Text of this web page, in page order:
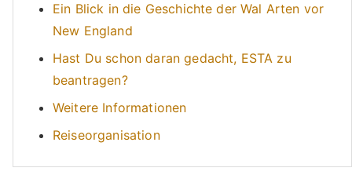
Ein Blick in die Geschichte der Wal Arten vor
New England
Hast Du schon daran gedacht, ESTA zu
beantragen?
Weitere Informationen
Reiseorganisation